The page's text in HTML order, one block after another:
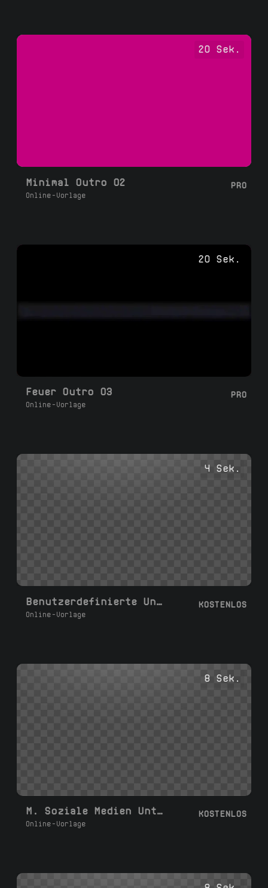
20 Sek.
Minimal Outro 02
Online-Vorlage
PRO
20 Sek.
Feuer Outro 03
Online-Vorlage
PRO
4 Sek.
Benutzerdefinierte Untertitel
Online-Vorlage
KOSTENLOS
8 Sek.
M. Soziale Medien Untertitel L
Online-Vorlage
KOSTENLOS